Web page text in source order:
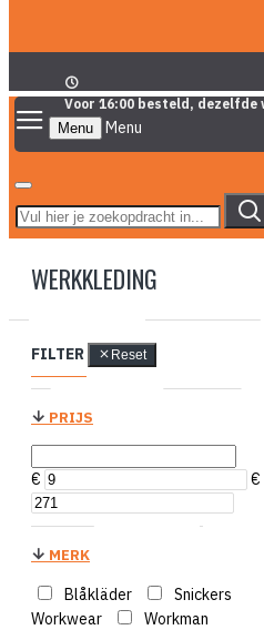
Voor 16:00 besteld,
Menu
WERKKLEDING
FILTER Reset
PRIJS
€ €
MERK
Blåkläder
Snickers
Workwear
Workman